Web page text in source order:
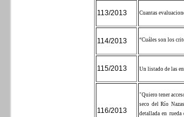
113/2013 Cuantas
114/2013 “Cuáles son los
115/2013 Un listado de las
116/2013
"Quiero tener
seco del Río
detallada en